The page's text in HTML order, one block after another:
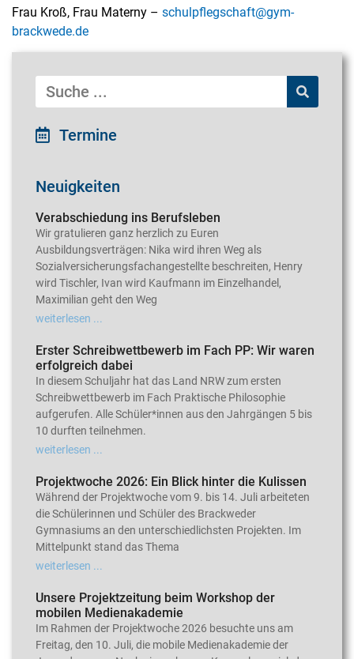
Frau Kroß, Frau Materny – schulpflegschaft@gym-
brackwede.de
Termine
Neuigkeiten
Verabschiedung ins Berufsleben
Wir gratulieren ganz herzlich zu Euren
Ausbildungsverträgen: Nika wird ihren Weg als
Sozialversicherungsfachangestellte beschreiten, Henry
wird Tischler, Ivan wird Kaufmann im Einzelhandel,
Maximilian geht den Weg
weiterlesen ...
Erster Schreibwettbewerb im Fach PP: Wir waren
erfolgreich dabei
In diesem Schuljahr hat das Land NRW zum ersten
Schreibwettbewerb im Fach Praktische Philosophie
aufgerufen. Alle Schüler*innen aus den Jahrgängen 5 bis
10 durften teilnehmen.
weiterlesen ...
Projektwoche 2026: Ein Blick hinter die Kulissen
Während der Projektwoche vom 9. bis 14. Juli arbeiteten
die Schülerinnen und Schüler des Brackweder
Gymnasiums an den unterschiedlichsten Projekten. Im
Mittelpunkt stand das Thema
weiterlesen ...
Unsere Projektzeitung beim Workshop der
mobilen Medienakademie
Im Rahmen der Projektwoche 2026 besuchte uns am
Freitag, den 10. Juli, die mobile Medienakademie der